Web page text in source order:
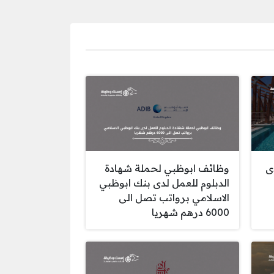
وظائف ابوظبي لحملة شهادة
الدبلوم للعمل لدى بنك ابوظبي
الاسلامي برواتب تصل الى
6000 درهم شهريا